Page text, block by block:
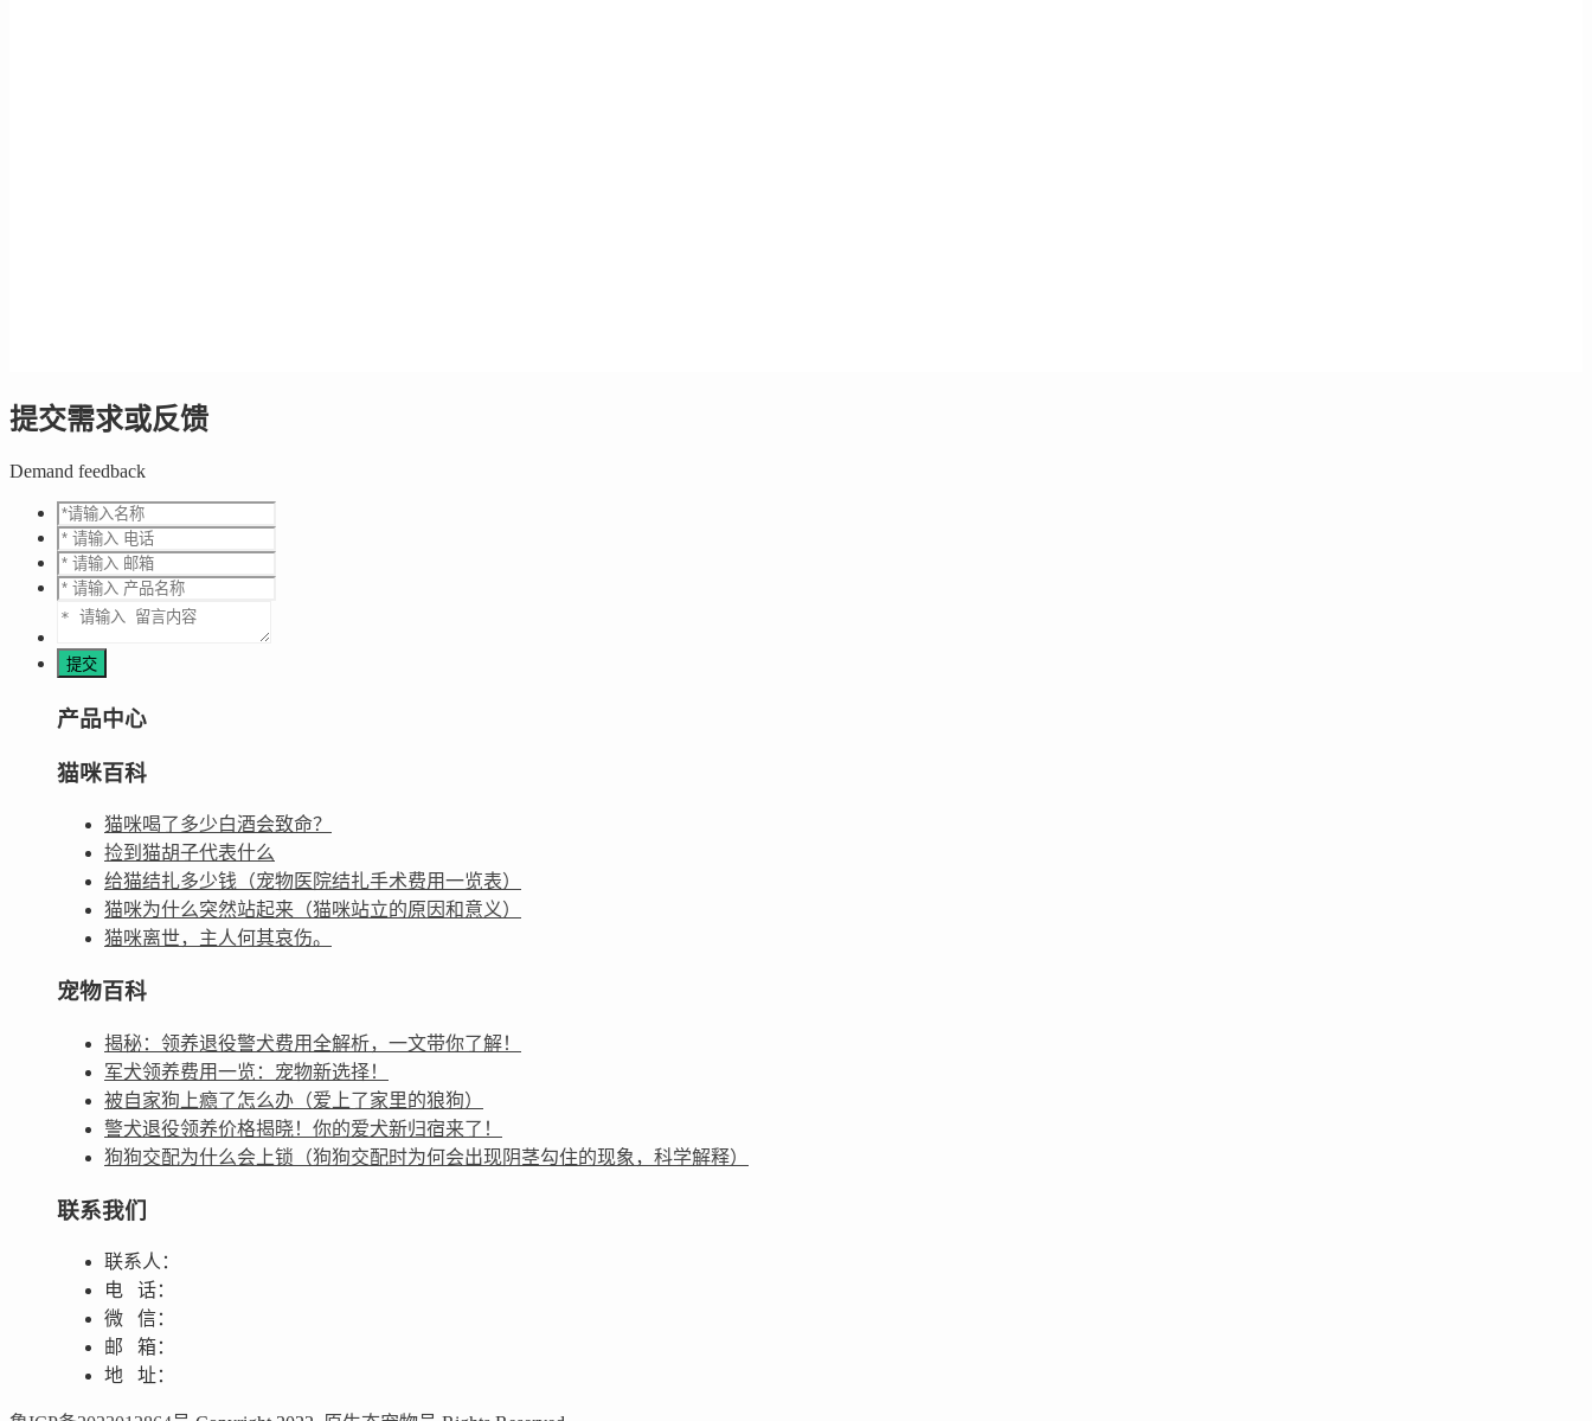
提交需求或反馈
Demand feedback
产品中心
猫咪百科
猫咪喝了多少白酒会致命？
捡到猫胡子代表什么
给猫结扎多少钱（宠物医院结扎手术费用一览表）
猫咪为什么突然站起来（猫咪站立的原因和意义）
猫咪离世，主人何其哀伤。
宠物百科
揭秘：领养退役警犬费用全解析，一文带你了解！
军犬领养费用一览：宠物新选择！
被自家狗上瘾了怎么办（爱上了家里的狼狗）
警犬退役领养价格揭晓！你的爱犬新归宿来了！
狗狗交配为什么会上锁（狗狗交配时为何会出现阴茎勾住的现象，科学解释）
联系我们
联系人：
电 话：
微 信：
邮 箱：
地 址：